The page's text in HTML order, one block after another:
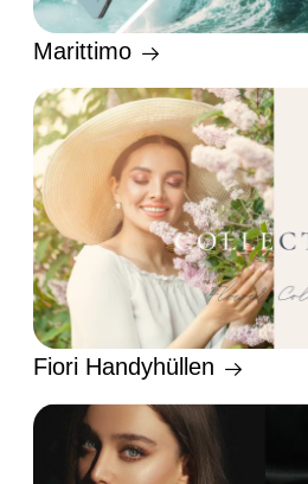
Marittimo
Fiori Handyhüllen